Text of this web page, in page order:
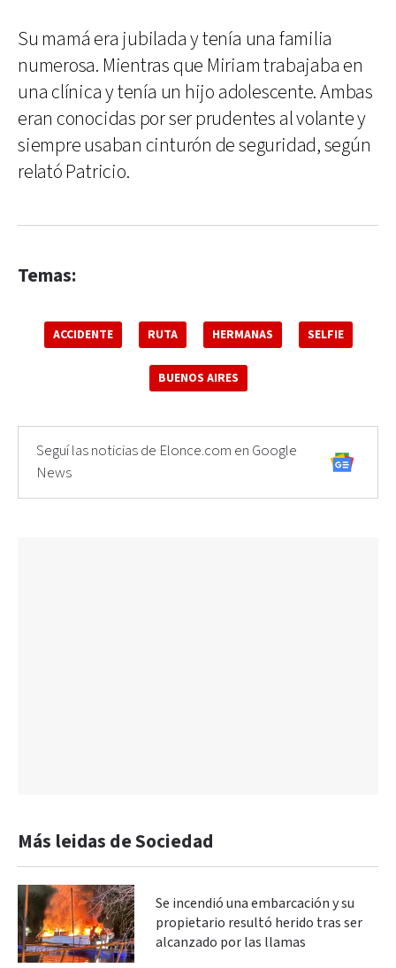
Su mamá era jubilada y tenía una familia
numerosa. Mientras que Miriam trabajaba en
una clínica y tenía un hijo adolescente. Ambas
eran conocidas por ser prudentes al volante y
siempre usaban cinturón de seguridad, según
relató Patricio.
Temas:
ACCIDENTE RUTA HERMANAS SELFIE
BUENOS AIRES
Seguí las noticias de Elonce.com en Google
News
Más leidas de Sociedad
Se incendió una embarcación y su
propietario resultó herido tras ser
alcanzado por las llamas